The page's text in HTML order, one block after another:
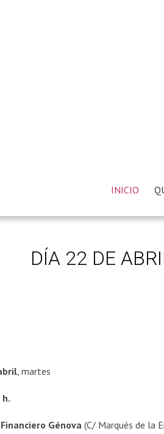
INICIO
DÍA 22 DE
, martes
h.
Génova(C/ Marqués de la